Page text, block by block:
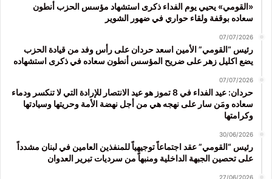
«القومي» يحيي يوم الفداء ذكرى استشهاد مؤسس الحزب أنطون
سعاده بوقفة ولقاء حواري في ضهور الشوير
07/07/2026
رئيس “القومي” الأمين اسعد حردان على رأس وفد من قيادة الحزب
يضع اكليل زهر على ضريح المؤسس أنطون سعاده في ذكرى استشهاده
07/07/2026
حردان: عيد الفداء في 8 تموز هو عيد الانتصار للإرادة التي لا تنكسر ودماء
سعاده ومَن سار على نهجه هي من أجل نهضة الأمة وحريتها وسيادتها
وكرامتها
30/06/2026
رئيس “القومي” عقد اجتماعاً توجيهياً للمنفذين العامين في لبنان مشدداً
على تحصين الجبهة الداخلية ومنبهاً من سرديات تبرير العدوان
27/06/2026